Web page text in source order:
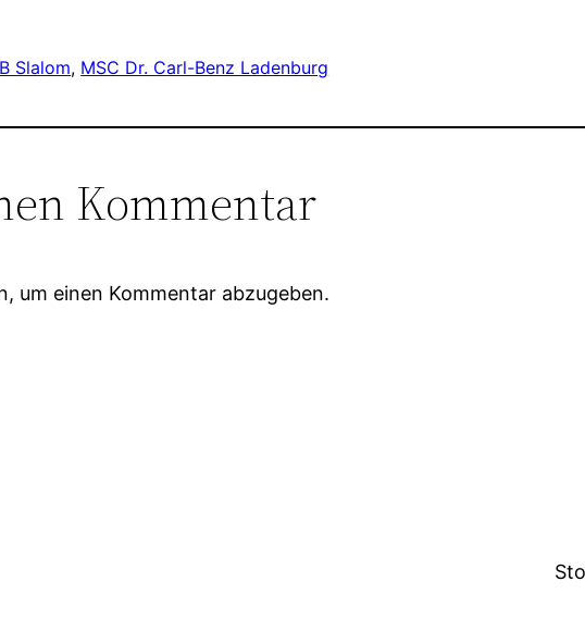
Slalom, MSC Dr. Carl-Benz Ladenburg
Kommentar
um einen Kommentar abzugeben.